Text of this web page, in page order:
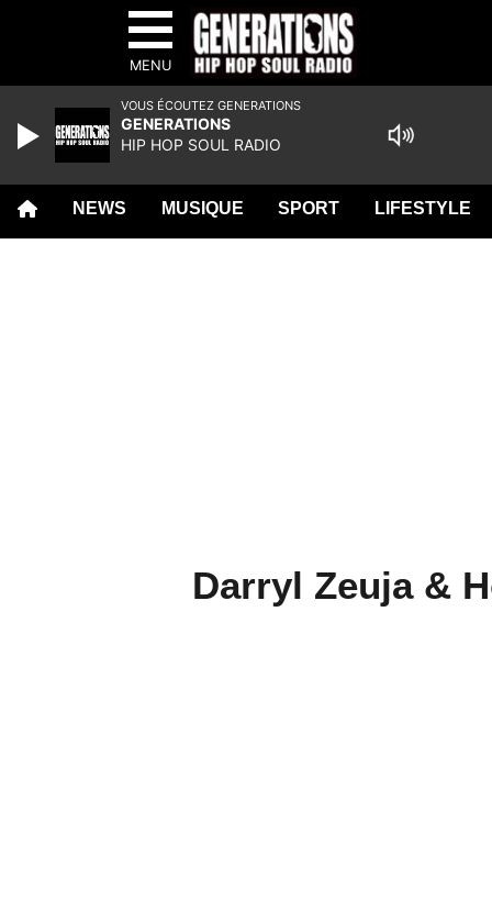
MENU
NEWS MUSIQUE SPORT LIFESTYLE
Darryl Zeuja &
VOUS ÉCOUTEZ GENERATIONS
GENERATIONS
HIP HOP SOUL RADIO